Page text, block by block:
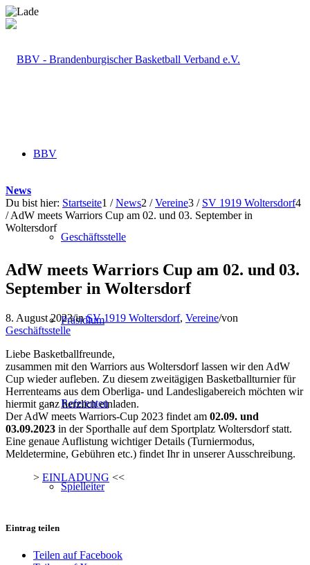
BBV
Geschäftsstelle
Präsidium
Referenten
Spielleiter
News
Du bist hier: Startseite1 / News2 / Vereine3 / SV 1919 Woltersdorf4
/ AdW meets Warriors Cup am 02. und 03. September in
Woltersdorf
AdW meets Warriors Cup am 02. und 03.
September in Woltersdorf
8. August 2023/inSV 1919 Woltersdorf, Vereine/von
Geschäftsstelle
Liebe Basketballfreunde,
zusammen mit den Warriors aus Woltersdorf lassen wir den AdW
Cup wieder aufleben. Zu diesem zweitägigen Basketballturnier für
Herrenteams aus dem Oberliga- und Landesligabereich möchten wir
hiermit ganz herzlich einladen.
Der AdW meets Warriors-Cup 2023 findet am 02.09. und
03.09.2023 in der Sporthalle auf dem Sportplatz Woltersdorf statt.
Eine genaue Auflistung wichtiger Details (Turniermodus,
Meldetermine, Gebühren etc.) findet Ihr in unserer Ausschreibung.
> EINLADUNG <<
Eintrag teilen
Teilen auf Facebook